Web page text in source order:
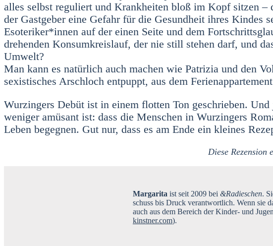
alles selbst regu­liert und Krank­hei­ten bloß im Kopf sit­zen –
der Gast­ge­ber eine Gefahr für die Gesund­heit ihres Kin­des
Esoteriker*innen auf der einen Sei­te und dem
dre­hen­den Kon­sum­kreis­lauf, der nie still ste­hen darf, und
Umwelt?
Man kann es natür­lich auch machen wie Patri­zia und den
sexis­ti­sches Arsch­loch ent­puppt, aus dem
Wurzin­gers Debüt ist in einem flot­ten Ton geschrie­ben.
weni­ger amü­sant ist: dass die Men­schen in Wurzin­gers
Leben begeg­nen. Gut nur, dass es am Ende ein klei­nes
Die­se Rezen­si­on
Mar­ga­ri­ta ist seit 2009 bei &Radieschen.
schuss bis Druck ver­ant­wort­lich. Wenn sie
auch aus dem Bereich der Kin­der- und
kinstner.com).